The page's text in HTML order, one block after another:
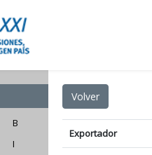
B
I
Exportador